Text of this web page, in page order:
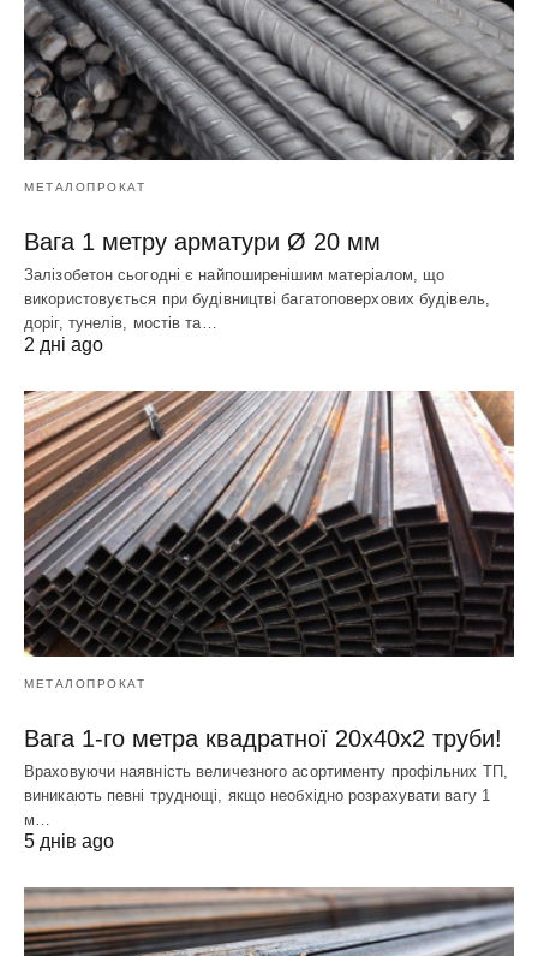
МЕТАЛОПРОКАТ
Вага 1 метру арматури Ø 20 мм
Залізобетон сьогодні є найпоширенішим матеріалом, що
використовується при будівництві багатоповерхових будівель,
доріг, тунелів, мостів та…
2 дні ago
МЕТАЛОПРОКАТ
Вага 1-го метра квадратної 20х40х2 труби!
Враховуючи наявність величезного асортименту профільних ТП,
виникають певні труднощі, якщо необхідно розрахувати вагу 1
м…
5 днів ago